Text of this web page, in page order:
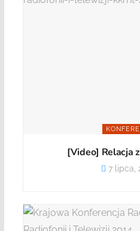
[Video] Relacja
7 lipca,